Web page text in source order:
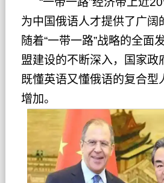
为中国俄语人才提供了广阔
随着“一带一路”战略的全面
盟建设的不断深入，国家政
既懂英语又懂俄语的复合型
增加。